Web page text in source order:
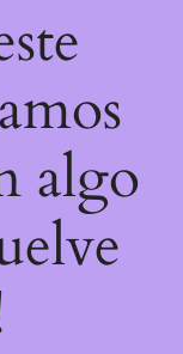
algo